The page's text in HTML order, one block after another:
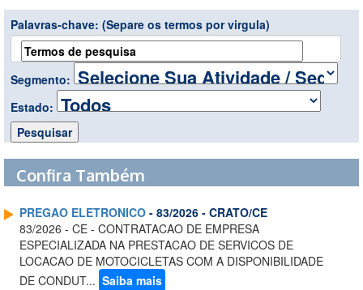
Palavras-chave: (Separe os termos por virgula)
Segmento:
Estado:
Confira Também
PREGAO ELETRONICO - 83/2026 - CRATO/CE
83/2026 - CE - CONTRATACAO DE EMPRESA
ESPECIALIZADA NA PRESTACAO DE SERVICOS DE
LOCACAO DE MOTOCICLETAS COM A DISPONIBILIDADE
DE CONDUT... Saiba mais